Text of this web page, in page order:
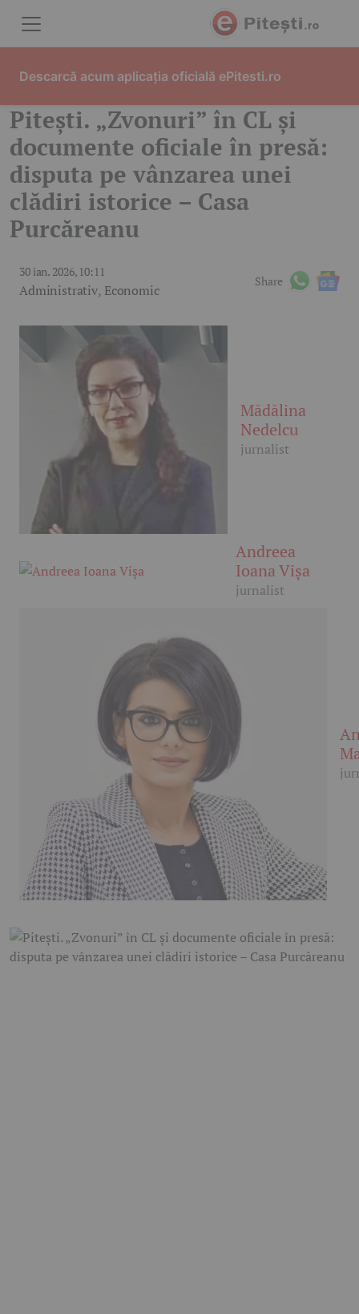
Pitești. „Zvonuri” în CL și
documente oficiale în presă:
disputa pe vânzarea unei
clădiri istorice – Casa
Purcăreanu
30 ian. 2026, 10:11
Administrativ, Economic
Share
Mădălina
Nedelcu
jurnalist
Andreea
Ioana Vișa
jurnalist
Descarcă acum aplicația oficială ePitesti.ro